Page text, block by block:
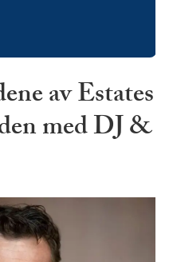
av Estates
med DJ &